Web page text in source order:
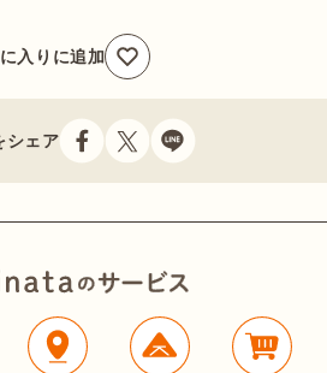
入りに追加
シェア